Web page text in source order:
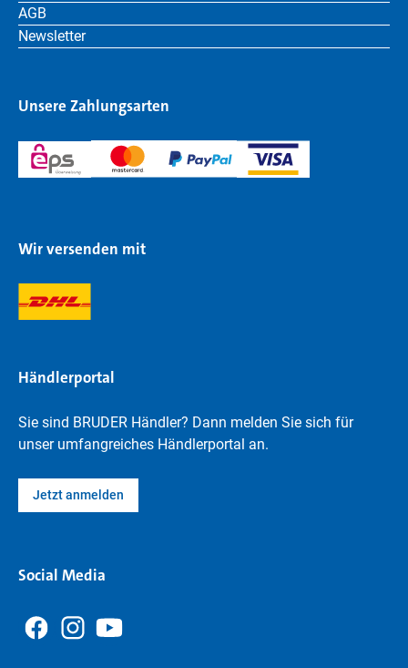
AGB
Newsletter
Unsere Zahlungsarten
Wir versenden mit
Händlerportal
Sie sind BRUDER Händler? Dann melden Sie sich für
unser umfangreiches Händlerportal an.
Jetzt anmelden
Social Media